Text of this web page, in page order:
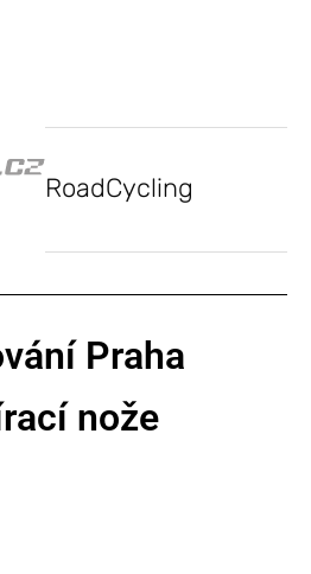
RoadCycling
Praha
nože